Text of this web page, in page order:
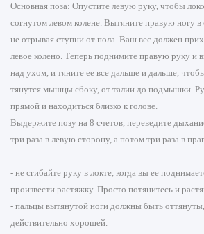
Основная поза: Опустите левую руку, чтобы
согнутом левом колене. Вытяните правую ногу в
не отрывая ступни от пола. Ваш вес должен
левое колено. Теперь поднимите правую руку и
над ухом, и тяните ее все дальше и дальше,
тянутся мышцы сбоку, от талии до подмышки.
прямой и находиться близко к голове.
Выдержите позу на 8 счетов, переведите
три раза в левую сторону, а потом три раза в
- не сгибайте руку в локте, когда вы ее
произвести растяжку. Просто потянитесь и
- пальцы вытянутой ноги должны быть
действительно хорошей.